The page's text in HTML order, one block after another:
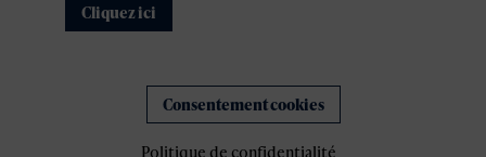
Cliquez ici
Consentement cookies
Politique de confidentialité